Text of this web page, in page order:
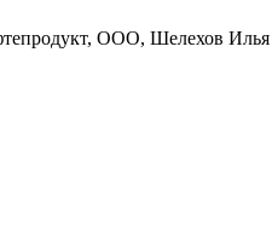
ООО, Шелехов